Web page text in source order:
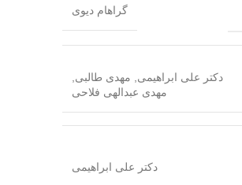
گراهام دیوی
دکتر علی ابراهیمی مهدی طالبی
مهدی عبدالهی فلاحی
دکتر علی ابراهیمی